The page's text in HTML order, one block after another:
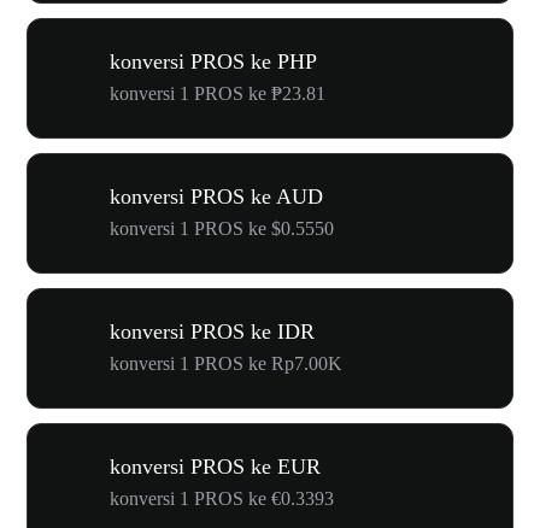
konversi PROS ke PHP
konversi 1 PROS ke ₱23.81
konversi PROS ke AUD
konversi 1 PROS ke $0.5550
konversi PROS ke IDR
konversi 1 PROS ke Rp7.00K
konversi PROS ke EUR
konversi 1 PROS ke €0.3393